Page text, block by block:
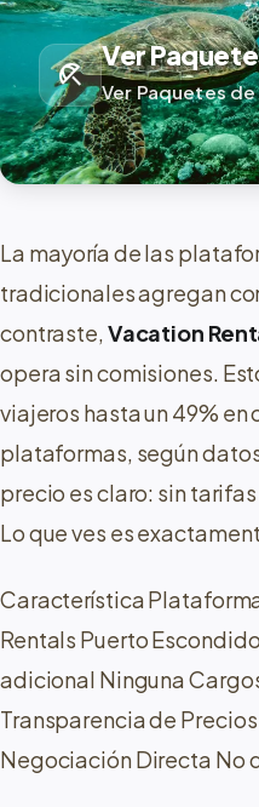
beach_access
Ver
Ver Paquetes
La mayoría de las
tradicionales agregan
contraste,Vacation
opera sin comisiones.
viajeros hasta un 49%
plataformas, según
precio es claro: sin
Lo que ves es
Característica
Rentals Puerto
adicional Ninguna
Transparencia de
Negociación Directa No